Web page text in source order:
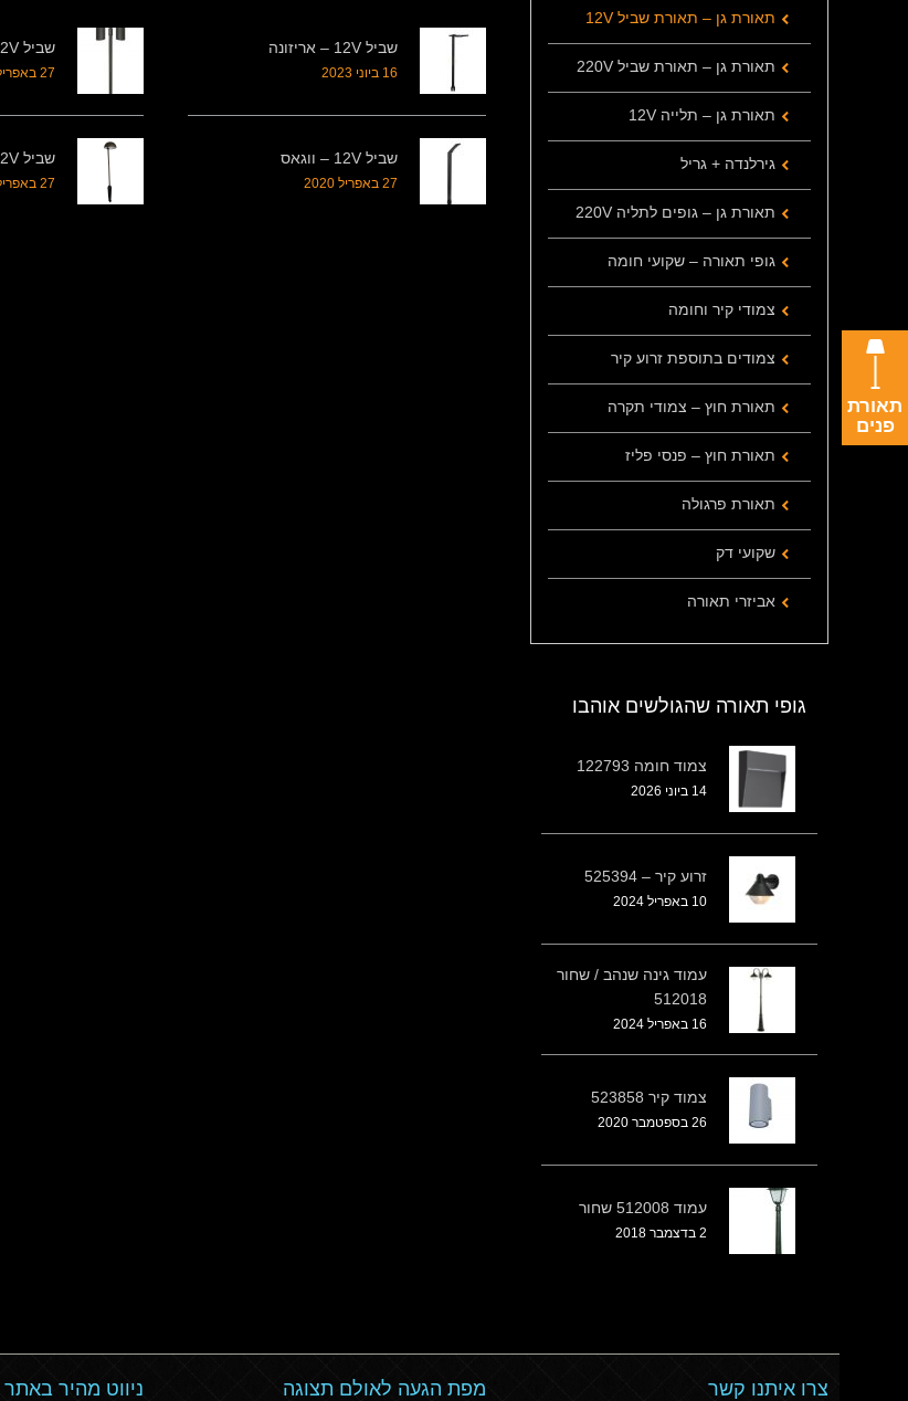
שביל 12V – אריזונה
16 ביוני 2023
שביל 12V – פול כפול B
27 באפריל 2020
שביל 12V – ווגאס
27 באפריל 2020
שביל 12V – נור B
27 באפריל 2020
תאורת גן – תאורת שביל 12V
תאורת גן – תאורת שביל 220V
תאורת גן – תלייה 12V
גירלנדה + גריל
תאורת גן – גופים לתליה 220V
גופי תאורה – שקועי חומה
צמודי קיר וחומה
צמודים בתוספת זרוע קיר
תאורת חוץ – צמודי תקרה
תאורת חוץ – פנסי פליז
תאורת פרגולה
שקועי דק
אביזרי תאורה
גופי תאורה שהגולשים אוהבו
צמוד חומה 122793
14 ביוני 2026
זרוע קיר – 525394
10 באפריל 2024
עמוד גינה שנהב / שחור
512018
16 באפריל 2024
צמוד קיר 523858
26 בספטמבר 2020
עמוד 512008 שחור
2 בדצמבר 2018
צרו איתנו קשר מפת הגעה לאולם תצוגה ניווט מהיר באתר
תאורת
פנים